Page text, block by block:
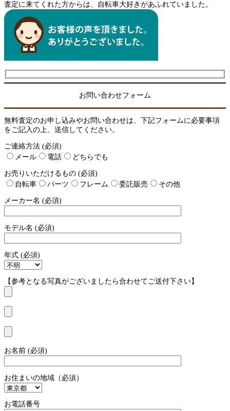
査定に来てくれた方からは、自転車大好きがあふれていました。
お問い合わせフォーム
無料査定のお申し込みやお問い合わせは、下記フォームに必要事項
をご記入の上、送信してください。
ご連絡方法 (必須)
メール
電話 どちらでも
お売りいただけるもの (必須)
自転車
パーツ フレーム 委託販売 その他
メーカー名 (必須)
モデル名 (必須)
年式 (必須)
【参考となる写真がございましたら合わせてご送付下さい】
お名前 (必須)
お住まいの地域（必須）
お電話番号